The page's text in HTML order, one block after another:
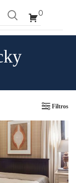
0
Filtros